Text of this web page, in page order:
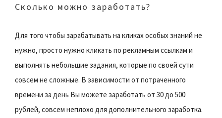
Сколько можно заработать?
Для того чтобы зарабатывать на кликах особых знаний не
нужно, просто нужно кликать по рекламным ссылкам и
выполнять небольшие задания, которые по своей сути
совсем не сложные. В зависимости от потраченного
времени за день Вы можете заработать от 30 до 500
рублей, совсем неплохо для дополнительного заработка.